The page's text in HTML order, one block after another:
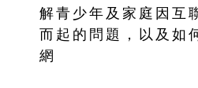
解青少年及家庭因互
而起的問題，以及如
網